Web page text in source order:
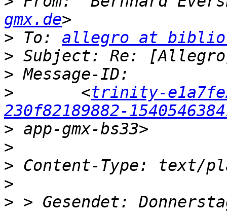
gmx.de
> To: allegro at
>
>
>
<trinity-
230f82189882-
>
>
>
>
> > Gesendet: